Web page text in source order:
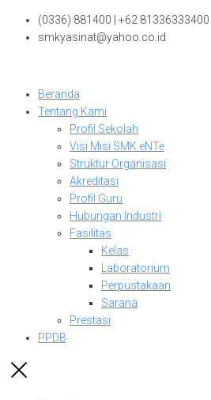
Skip
(0336) 881400 | +62 81336333400
smkyasinat@yahoo.co.id
Beranda
Tentang Kami
Profil Sekolah
Visi Misi SMK eNTe
Struktur Organisasi
Akreditasi
Profil Guru
Hubungan Industri
Fasilitas
Kelas
Laboratorium
Perpustakaan
Sarana
Prestasi
PPDB